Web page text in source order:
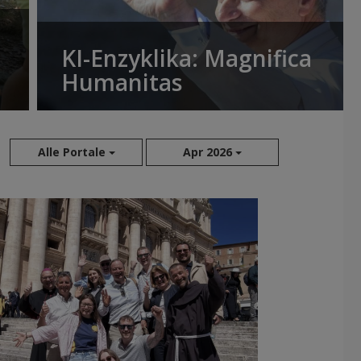
KI-Enzyklika: Magnifica
Humanitas
Alle Portale Apr 2026
Aug 2026
Jul 2026
Jun 2026
Mai 2026
Apr 2026
Mär 2026
Feb 2026
Jan 2026